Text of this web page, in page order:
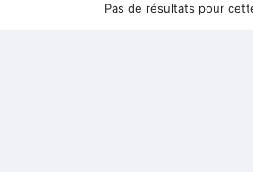
Pas de résultats pour